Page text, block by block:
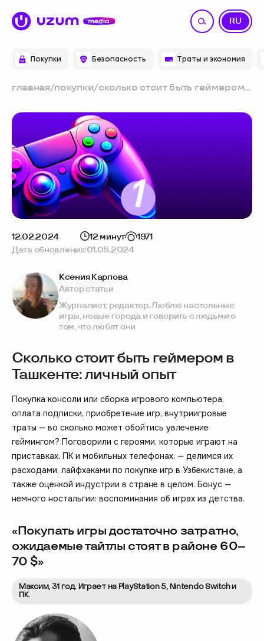
Покупки Безопасность Траты и экономия
RU
UZ
главная/покупки/сколько стоит быть геймером в
12.02.2024 12 минут
1971
Дата обновления:01.05.2024
Сколько стоит быть геймером в
Ташкенте: личный опыт
Покупка консоли или сборка игрового компьютера,
оплата подписки, приобретение игр, внутриигровые
траты — во сколько может обойтись увлечение
геймингом? Поговорили с героями, которые играют на
приставках, ПК и мобильных телефонах, — делимся их
расходами, лайфхаками по покупке игр в Узбекистане, а
также оценкой индустрии в стране в целом. Бонус —
немного ностальгии: воспоминания об играх из детства.
«Покупать игры достаточно затратно,
ожидаемые тайтлы стоят в районе 60–
70 $»
Максим, 31 год. Играет на PlayStation 5, Nintendo Switch и
ПК.
Ксения Карпова
Автор статьи
Журналист, редактор. Люблю настольные
игры, новые города и говорить с людьми о
том, что любят они